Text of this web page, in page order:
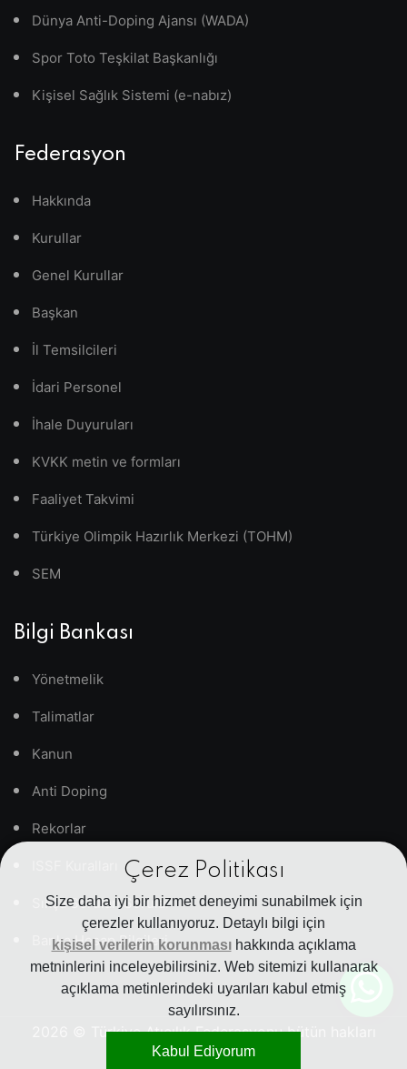
Çerez Politikası
Size daha iyi bir hizmet deneyimi sunabilmek için
çerezler kullanıyoruz. Detaylı bilgi için
kişisel verilerin korunmasıhakkında açıklama
metninlerini inceleyebilirsiniz. Web sitemizi kullanarak
açıklama metinlerindeki uyarıları kabul etmiş
sayılırsınız.
Kabul Ediyorum
Dünya Anti-Doping Ajansı (WADA)
Spor Toto Teşkilat Başkanlığı
Kişisel Sağlık Sistemi (e-nabız)
Federasyon
Hakkında
Kurullar
Genel Kurullar
Başkan
İl Temsilcileri
İdari Personel
İhale Duyuruları
KVKK metin ve formları
Faaliyet Takvimi
Türkiye Olimpik Hazırlık Merkezi (TOHM)
SEM
Bilgi Bankası
Yönetmelik
Talimatlar
Kanun
Anti Doping
Rekorlar
Sıkça Sorulan Sorular
Banka Hesap Bilgileri
© Türkiye Atıcılık Federasyonu bütün hakları
saklıdır.